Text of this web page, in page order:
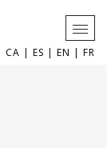
CA | ES | EN | FR